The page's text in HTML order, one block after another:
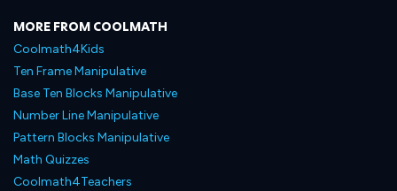
MORE FROM COOLMATH
Coolmath4Kids
Ten Frame Manipulative
Base Ten Blocks Manipulative
Number Line Manipulative
Pattern Blocks Manipulative
Math Quizzes
Coolmath4Teachers